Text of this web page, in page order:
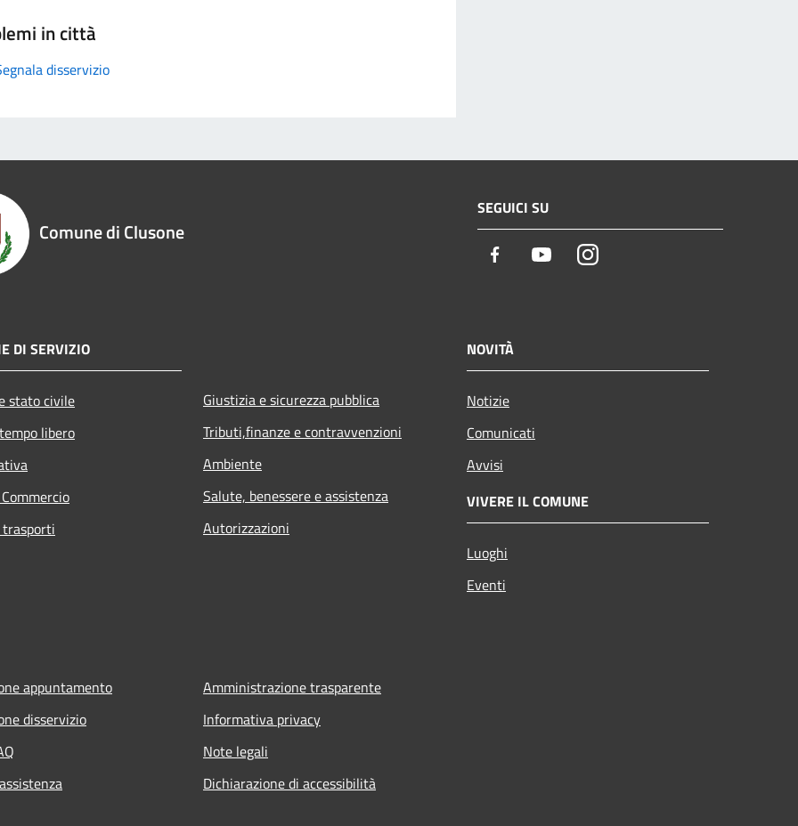
in città
disservizio
Comune di Clusone
SEGUICI SU
Facebook YoutubeInstagram
DI SERVIZIO
stato civile
libero
Giustizia e sicurezza pubblica
Tributi,finanze e contravvenzioni
Ambiente
Salute, benessere e assistenza
Autorizzazioni
NOVITÀ
Notizie
Comunicati
Avvisi
VIVERE IL COMUNE
Luoghi
Eventi
appuntamento
disservizio
Amministrazione trasparente
Informativa privacy
Note legali
Dichiarazione di accessibilità